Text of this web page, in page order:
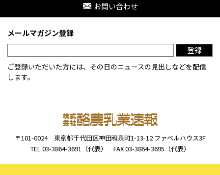
お問い合わせ
〒101-0024 東京都千代田区神田和泉町1-13-12 ファベルハウス3F
TEL 03-3864-3691（代表）
FAX 03-3864-3695（代表）
メールマガジン登録
登録
ご登録いただいた方には、その日のニュースの見出しなどを配信
します。